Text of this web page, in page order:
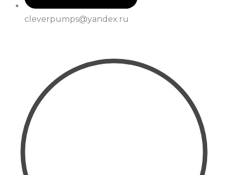
cleverpumps@yandex.ru